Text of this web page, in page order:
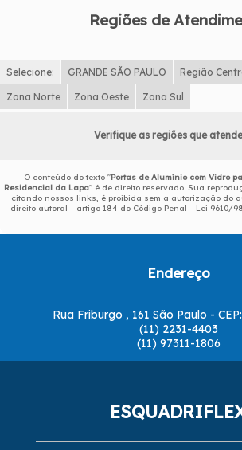
Regiões de
Selecione: GRANDE SÃO PAULO Região
Zona Norte Zona Oeste Zona Sul
Verifique as regiões que
O conteúdo do texto "Portas de Alumínio com Vidro
Residencial da Lapa" é de direito reservado. Sua
citando nossos links, é proibida sem a autorização do
direito autoral – artigo 184 do Código Penal – Lei 9610/
Endereço
Rua Friburgo , 161 São Paulo -
(11) 2231-4403
(11) 97311-1806